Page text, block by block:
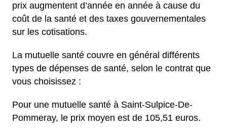
prix augmentent d’année en année à cause du
coût de la santé et des taxes gouvernementales
sur les cotisations.
La mutuelle santé couvre en général différents
types de dépenses de santé, selon le contrat que
vous choisissez :
Pour une mutuelle santé à Saint-Sulpice-De-
Pommeray, le prix moyen est de 105,51 euros.